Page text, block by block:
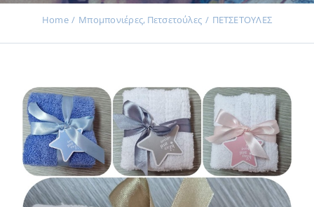
Νέα
Προϊόντα
Home Μπομπονιέρες Πετσετούλες ΠΕΤΣΕΤΟΥΛΕΣ